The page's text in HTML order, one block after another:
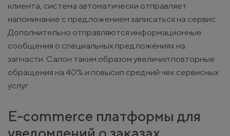
клиента, система автоматически отправляет
напоминание с предложением записаться на сервис.
Дополнительно отправляются информационные
сообщения о специальных предложениях на
запчасти. Салон таким образом увеличил повторные
обращения на 40% и повысил средний чек сервисных
услуг.
E-commerce платформы для